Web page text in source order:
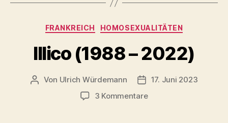
Kategorien
FRANKREICH HOMOSEXUALITÄTEN
Illico (1988 – 2022)
Beitragsautor
Von Ulrich Würdemann Beitragsdatum
17. Juni 2023
3 Kommentarezu